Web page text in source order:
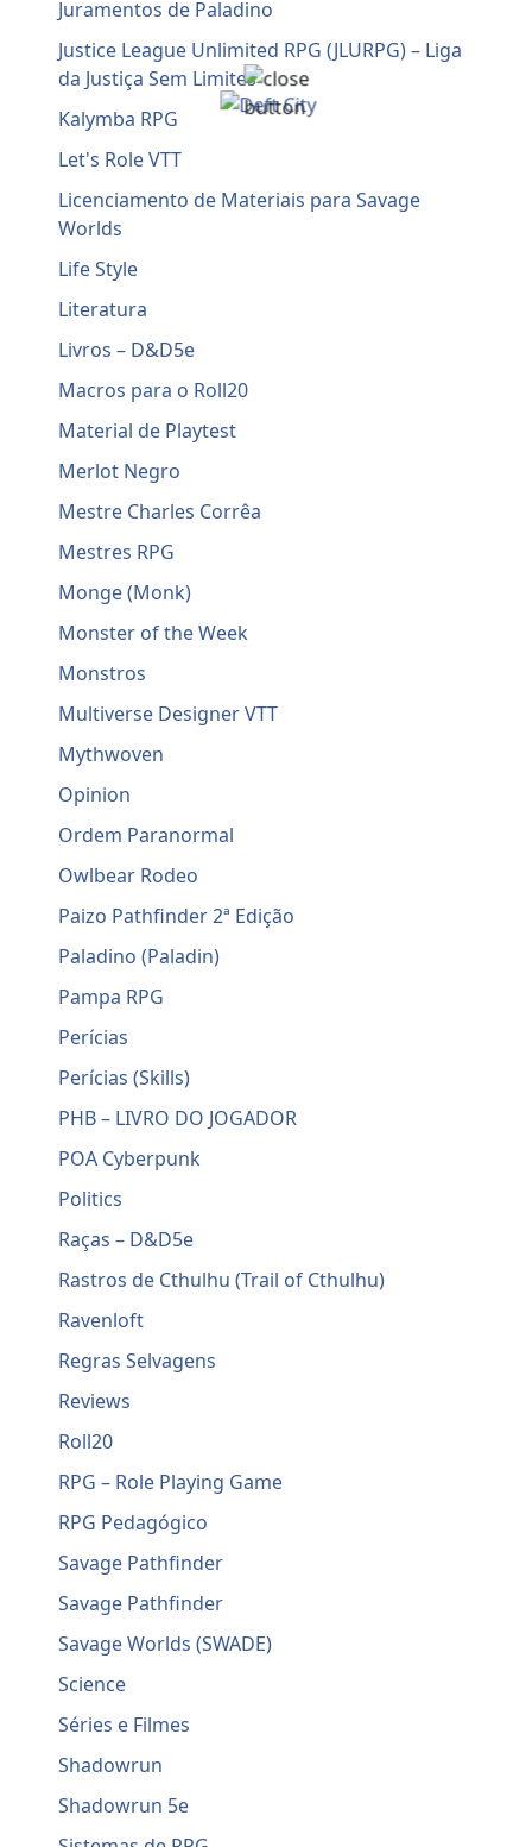
Juramentos de Paladino
Justice League Unlimited RPG (JLURPG) – Liga
da Justiça Sem Limites
Kalymba RPG
Let's Role VTT
Licenciamento de Materiais para Savage
Worlds
Life Style
Literatura
Livros – D&D5e
Macros para o Roll20
Material de Playtest
Merlot Negro
Mestre Charles Corrêa
Mestres RPG
Monge (Monk)
Monster of the Week
Monstros
Multiverse Designer VTT
Mythwoven
Opinion
Ordem Paranormal
Owlbear Rodeo
Paizo Pathfinder 2ª Edição
Paladino (Paladin)
Pampa RPG
Perícias
Perícias (Skills)
PHB – LIVRO DO JOGADOR
POA Cyberpunk
Politics
Raças – D&D5e
Rastros de Cthulhu (Trail of Cthulhu)
Ravenloft
Regras Selvagens
Reviews
Roll20
RPG – Role Playing Game
RPG Pedagógico
Savage Pathfinder
Savage Pathfinder
Savage Worlds (SWADE)
Science
Séries e Filmes
Shadowrun
Shadowrun 5e